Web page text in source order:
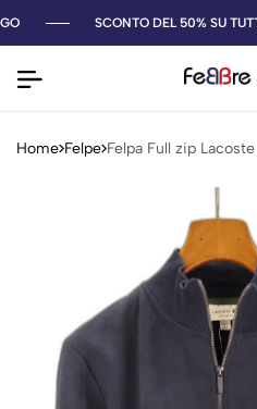
SCONTO DEL 50% SU
Home Felpe Felpa Full zip